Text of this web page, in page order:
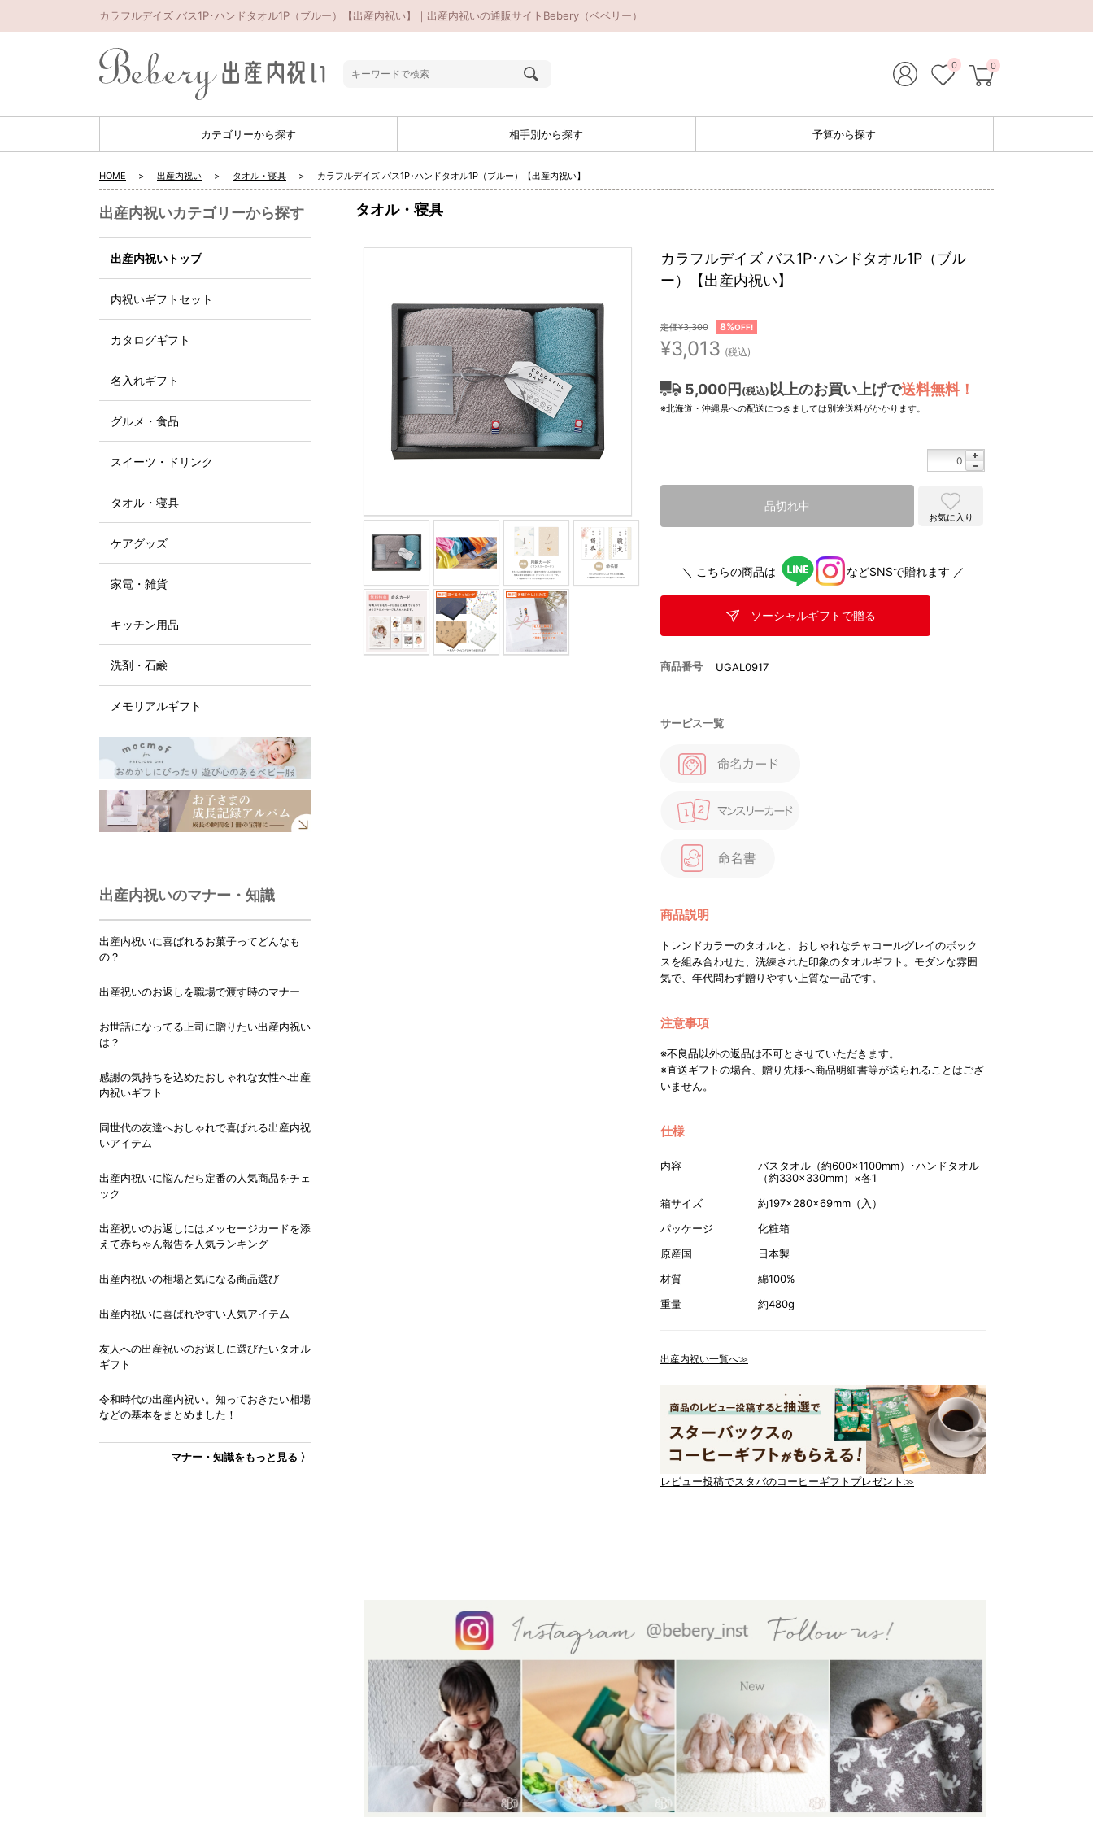
カラフルデイズ バス1P･ハンドタオル1P（ブルー）【出産内祝い】｜出産内祝いの通販サイトBebery（ベベリー）
0 0
カテゴリーから探す 相手別から探す 予算から探す
HOME 出産内祝い タオル・寝具 カラフルデイズ バス1P･ハンドタオル1P（ブルー）【出産内祝い】
タオル・寝具
カラフルデイズ バス1P･ハンドタオル1P（ブル
ー）【出産内祝い】
定価¥3,300 8%OFF!
¥3,013 (税込)
5,000円 (税込) 以上のお買い上げで送料無料！
※北海道・沖縄県への配送につきましては別途送料がかかります。
品切れ中
お気に入り
＼ こちらの商品は などSNSで贈れます ／
ソーシャルギフトで贈る
商品番号 UGAL0917
サービス一覧
商品説明
トレンドカラーのタオルと、おしゃれなチャコールグレイのボック
スを組み合わせた、洗練された印象のタオルギフト。モダンな雰囲
気で、年代問わず贈りやすい上質な一品です。
注意事項
※不良品以外の返品は不可とさせていただきます。
※直送ギフトの場合、贈り先様へ商品明細書等が送られることはござ
いません。
仕様
内容
バスタオル（約600×1100mm）･ハンドタオル
（約330×330mm）×各1
箱サイズ
約197×280×69mm（入）
パッケージ
化粧箱
原産国
日本製
材質
綿100%
重量
約480g
出産内祝い一覧へ≫
レビュー投稿でスタバのコーヒーギフトプレゼント≫
出産内祝いカテゴリーから探す
出産内祝いトップ
内祝いギフトセット
カタログギフト
名入れギフト
グルメ・食品
スイーツ・ドリンク
タオル・寝具
ケアグッズ
家電・雑貨
キッチン用品
洗剤・石鹸
メモリアルギフト
出産内祝いのマナー・知識
出産内祝いに喜ばれるお菓子ってどんなも
の？
出産祝いのお返しを職場で渡す時のマナー
お世話になってる上司に贈りたい出産内祝い
は？
感謝の気持ちを込めたおしゃれな女性へ出産
内祝いギフト
同世代の友達へおしゃれで喜ばれる出産内祝
いアイテム
出産内祝いに悩んだら定番の人気商品をチェ
ック
出産祝いのお返しにはメッセージカードを添
えて赤ちゃん報告を人気ランキング
出産内祝いの相場と気になる商品選び
出産内祝いに喜ばれやすい人気アイテム
友人への出産祝いのお返しに選びたいタオル
ギフト
令和時代の出産内祝い。知っておきたい相場
などの基本をまとめました！
マナー・知識をもっと見る 〉